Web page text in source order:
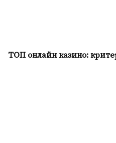
ТОП онлайн казино: